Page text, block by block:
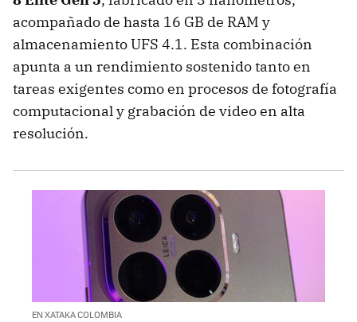
acompañado de hasta 16 GB de RAM y
almacenamiento UFS 4.1. Esta combinación
apunta a un rendimiento sostenido tanto en
tareas exigentes como en procesos de fotografía
computacional y grabación de video en alta
resolución.
EN XATAKA COLOMBIA